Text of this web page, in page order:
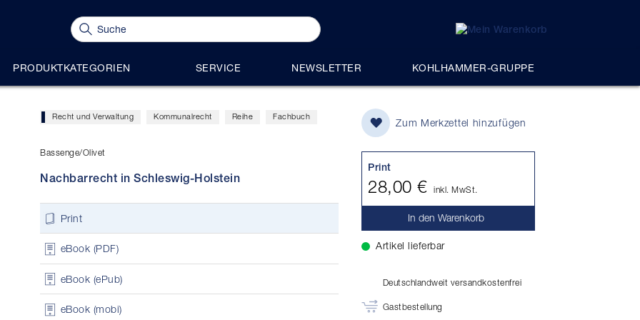
PRODUKTKATEGORIEN SERVICE NEWSLETTER KOHLHAMMER-GRUPPE
Recht und Verwaltung Kommunalrecht Reihe Fachbuch
Bassenge/Olivet
Nachbarrecht in Schleswig-Holstein
Print
eBook (PDF)
eBook (ePub)
eBook (mobi)
Zum Merkzettel hinzufügen
Print
28,00 € inkl. MwSt.
In den Warenkorb
Artikel lieferbar
Deutschlandweit versandkostenfrei
Gastbestellung